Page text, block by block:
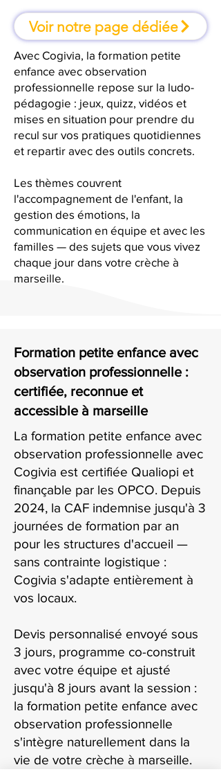
Voir notre page dédiée
Avec Cogivia, la formation petite
enfance avec observation
professionnelle repose sur la ludo-
pédagogie : jeux, quizz, vidéos et
mises en situation pour prendre du
recul sur vos pratiques quotidiennes
et repartir avec des outils concrets.
Les thèmes couvrent
l'accompagnement de l'enfant, la
gestion des émotions, la
communication en équipe et avec les
familles — des sujets que vous vivez
chaque jour dans votre crèche à
marseille.
Formation petite enfance avec
observation professionnelle :
certifiée, reconnue et
accessible à marseille
La formation petite enfance avec
observation professionnelle avec
Cogivia est certifiée Qualiopi et
finançable par les OPCO. Depuis
2024, la CAF indemnise jusqu'à 3
journées de formation par an
pour les structures d'accueil —
sans contrainte logistique :
Cogivia s'adapte entièrement à
vos locaux.
Devis personnalisé envoyé sous
3 jours, programme co-construit
avec votre équipe et ajusté
jusqu'à 8 jours avant la session :
la formation petite enfance avec
observation professionnelle
s'intègre naturellement dans la
vie de votre crèche à marseille.